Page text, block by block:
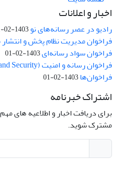
اخبار و اعلانات
رادیو در عصر رسانه‌های نو1403-02-01
فراخوان مدیریت نظام پخش و
فراخوان سواد رسانه‌ای1403-02-01
فراخوان رسانه و امنیت (Media and Security)
فراخوان‌ها1403-02-01
اشتراک خبرنامه
برای دریافت اخبار و اطلاعیه های
مشترک شوید.